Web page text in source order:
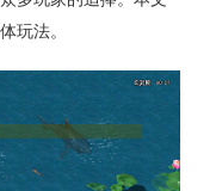
玩法。